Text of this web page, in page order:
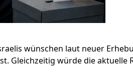
wünschen laut neuer
Gleichzeitig würde die aktuelle